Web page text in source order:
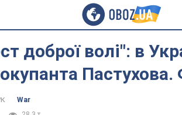
доброї волі": в
Пастухова.
War